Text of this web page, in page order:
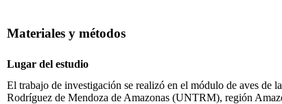
Materiales y métodos
Lugar del estudio
El trabajo de investigación se realizó en el módulo de aves
Rodríguez de Mendoza de Amazonas (UNTRM), región